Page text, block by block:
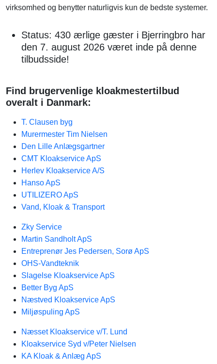
virksomhed og benytter naturligvis kun de bedste systemer.
Status: 430 ærlige gæster i Bjerringbro har
den 7. august 2026 været inde på denne
tilbudsside!
Find brugervenlige kloakmestertilbud
overalt i Danmark:
T. Clausen byg
Murermester Tim Nielsen
Den Lille Anlægsgartner
CMT Kloakservice ApS
Herlev Kloakservice A/S
Hanso ApS
UTILIZERO ApS
Vand, Kloak & Transport
Zky Service
Martin Sandholt ApS
Entreprenør Jes Pedersen, Sorø ApS
OHS-Vandteknik
Slagelse Kloakservice ApS
Better Byg ApS
Næstved Kloakservice ApS
Miljøspuling ApS
Næsset Kloakservice v/T. Lund
Kloakservice Syd v/Peter Nielsen
KA Kloak & Anlæg ApS